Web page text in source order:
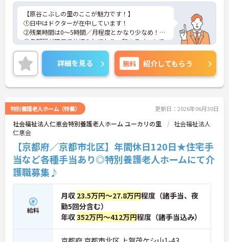
【原谷こぶしの里のここが魅力です！】
①日中はドクターが在中しています！
②残業時間は0～5時間／月程度とかなり少なめ！
③各部屋が障子で仕切られており、和のテイストで
オシャレな環境です。
④マイカー通勤も可能ですので、通勤も問題ありま
せん。
⑤社員さん思いの福利厚生も充実しています。
⑥年齢に関わらず幅広い世代の方が活躍中です。
に詳細をお話しいたしますのでお気軽にご相談くだ
さい！
詳細を見る 無料 紹介してもらう
特別養護老人ホーム（特養） 更新日：2026年06月30日
社会福祉法人仁恵会特別養護老人ホーム ユーカリの里
社会福祉法人
仁恵会
【京都府／京都市北区】年間休日120日★住宅手
当など各種手当あり◎特別養護老人ホームにて介
護職募集♪
給料
月収 23.5万円～27.8万円程度（諸手当、夜
勤5回分含む）
年収352万円～412万円程度（諸手当込み）